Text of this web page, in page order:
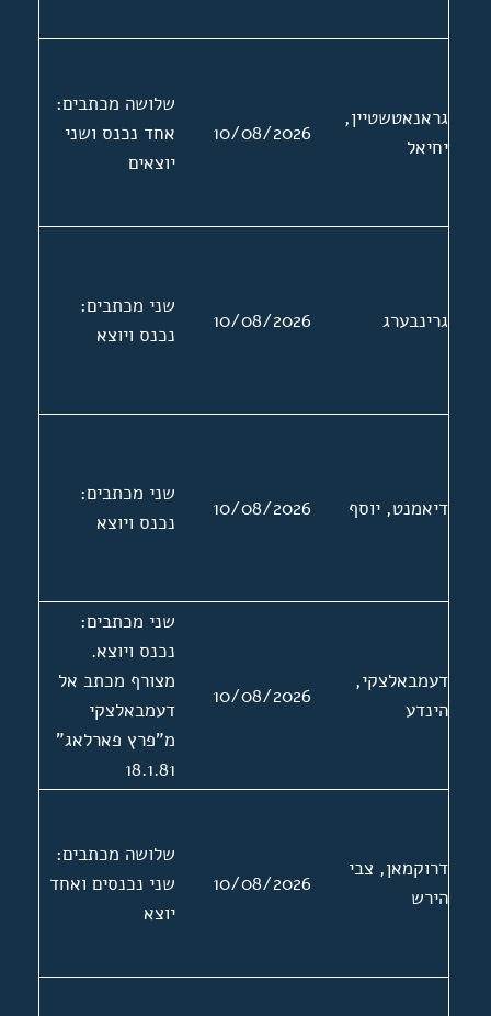
גראנאטשטיין,
יחיאל
10/08/2026
שלושה מכתבים:
אחד נכנס ושני
יוצאים
גרינבערג 10/08/2026
שני מכתבים:
נכנס ויוצא
דיאמנט, יוסף 10/08/2026
שני מכתבים:
נכנס ויוצא
דעמבאלצקי,
הינדע
10/08/2026
שני מכתבים:
נכנס ויוצא.
מצורף מכתב אל
דעמבאלצקי
מ"פרץ פארלאג"
18.1.81
דרוקמאן, צבי
הירש
10/08/2026
שלושה מכתבים:
שני נכנסים ואחד
יוצא